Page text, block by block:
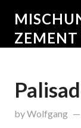
ZEMENT
byWolfgang